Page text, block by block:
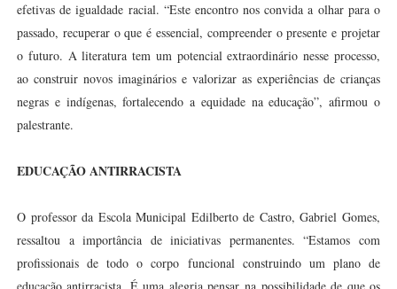
efetivas de igualdade racial. “Este encontro nos convida a olhar para o
passado, recuperar o que é essencial, compreender o presente e projetar
o futuro. A literatura tem um potencial extraordinário nesse processo,
ao construir novos imaginários e valorizar as experiências de crianças
negras e indígenas, fortalecendo a equidade na educação”, afirmou o
palestrante.
EDUCAÇÃO ANTIRRACISTA
O professor da Escola Municipal Edilberto de Castro, Gabriel Gomes,
ressaltou a importância de iniciativas permanentes. “Estamos com
profissionais de todo o corpo funcional construindo um plano de